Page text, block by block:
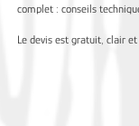
complet : conseils
Le devis est gratuit, clair et